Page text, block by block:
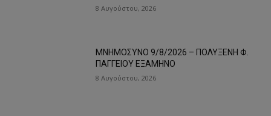
8 Αυγούστου, 2026
ΜΝΗΜΟΣΥΝΟ 9/8/2026 – ΠΟΛΥΞΕΝΗ Φ.
ΠΑΓΓΕΙΟΥ ΕΞΑΜΗΝΟ
8 Αυγούστου, 2026